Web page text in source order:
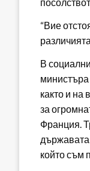
“Вие
В
както и на
за
Франция.
който съм